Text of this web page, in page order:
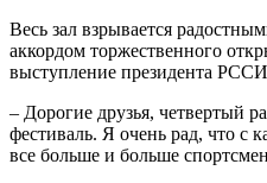
Весь зал взрывается
аккордом торжественного
выступление президента
– Дорогие друзья, четвертый
фестиваль. Я очень рад, что с
все больше и больше